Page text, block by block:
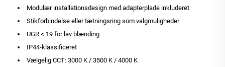
Modulær installationsdesign med adapterplade inkluderet
Stikforbindelse eller tætningsring som valgmuligheder
UGR < 19 for lav blænding
IP44-klassificeret
Vælgelig CCT: 3000 K / 3500 K / 4000 K